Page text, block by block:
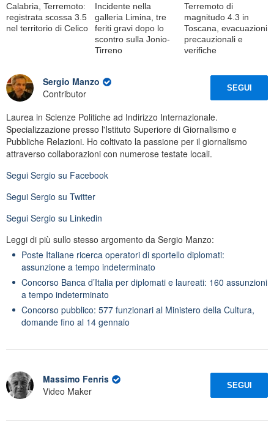
Calabria, Terremoto:
registrata scossa 3.5
nel territorio di Celico
Incidente nella
galleria Limina, tre
feriti gravi dopo lo
scontro sulla Jonio-
Tirreno
Terremoto di
magnitudo 4.3 in
Toscana, evacuazioni
precauzionali e
verifiche
Sergio Manzo
Contributor
SEGUI
Laurea in Scienze Politiche ad Indirizzo Internazionale.
Specializzazione presso l'Istituto Superiore di Giornalismo e
Pubbliche Relazioni. Ho coltivato la passione per il giornalismo
attraverso collaborazioni con numerose testate locali.
Segui Sergio su Facebook
Segui Sergio su Twitter
Segui Sergio su Linkedin
Leggi di più sullo stesso argomento da Sergio Manzo:
Poste Italiane ricerca operatori di sportello diplomati:
assunzione a tempo indeterminato
Concorso Banca d’Italia per diplomati e laureati: 160 assunzioni
a tempo indeterminato
Concorso pubblico: 577 funzionari al Ministero della Cultura,
domande fino al 14 gennaio
Massimo Fenris
Video Maker
SEGUI